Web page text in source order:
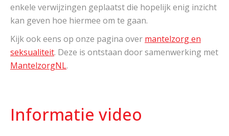
enkele verwijzingen geplaatst die hopelijk enig inzicht
kan geven hoe hiermee om te gaan.
Kijk ook eens op onze pagina over mantelzorg en
seksualiteit. Deze is ontstaan door samenwerking met
MantelzorgNL.
Informatie video